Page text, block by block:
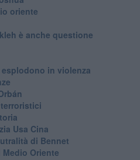
oriente
è anche questione
in violenza
Usa Cina
di Bennet
Oriente